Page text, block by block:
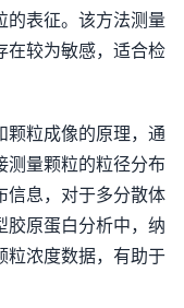
表征。该方法测量
在较为敏感，适合检
颗粒成像的原理，通
测量颗粒的粒径分布
信息，对于多分散体
原蛋白分析中，纳
粒浓度数据，有助于